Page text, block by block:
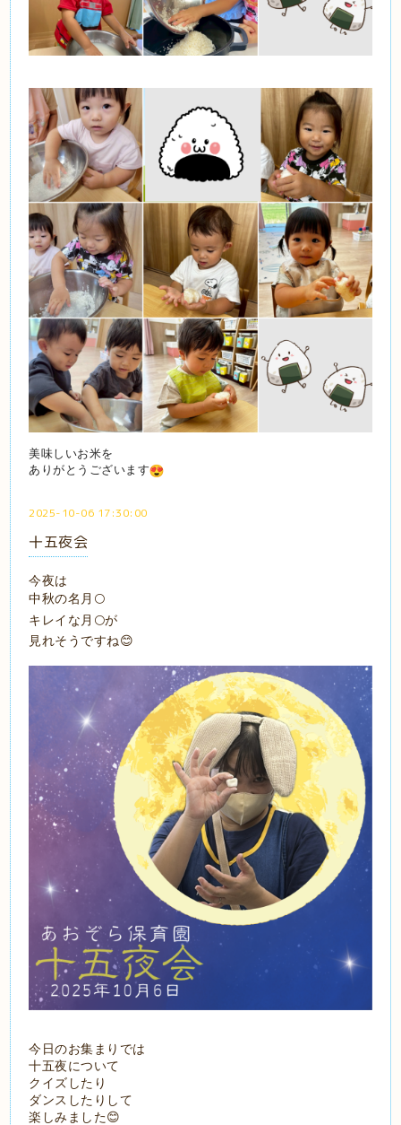
美味しいお米を
ありがとうございます
2025-10-06 17:30:00
十五夜会
今夜は
中秋の名月🌕
キレイな月🌕が
見れそうですね😊
今日のお集まりでは
十五夜について
クイズしたり
ダンスしたりして
楽しみました😊